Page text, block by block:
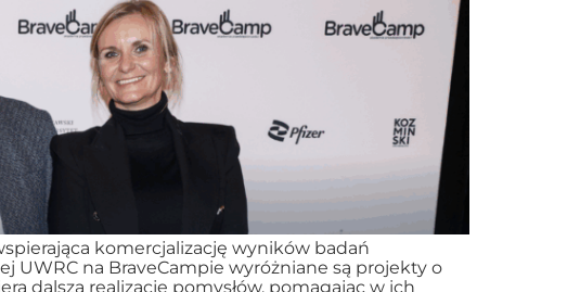
komercjalizację wyników badań
UWRC na BraveCampie wyróżniane są projekty o
dalszą realizację pomysłów, pomagając w ich